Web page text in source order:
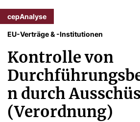
cepAnalyse
EU-Verträge & -Institutionen
Kontrolle von
n durch
(Verordnung)